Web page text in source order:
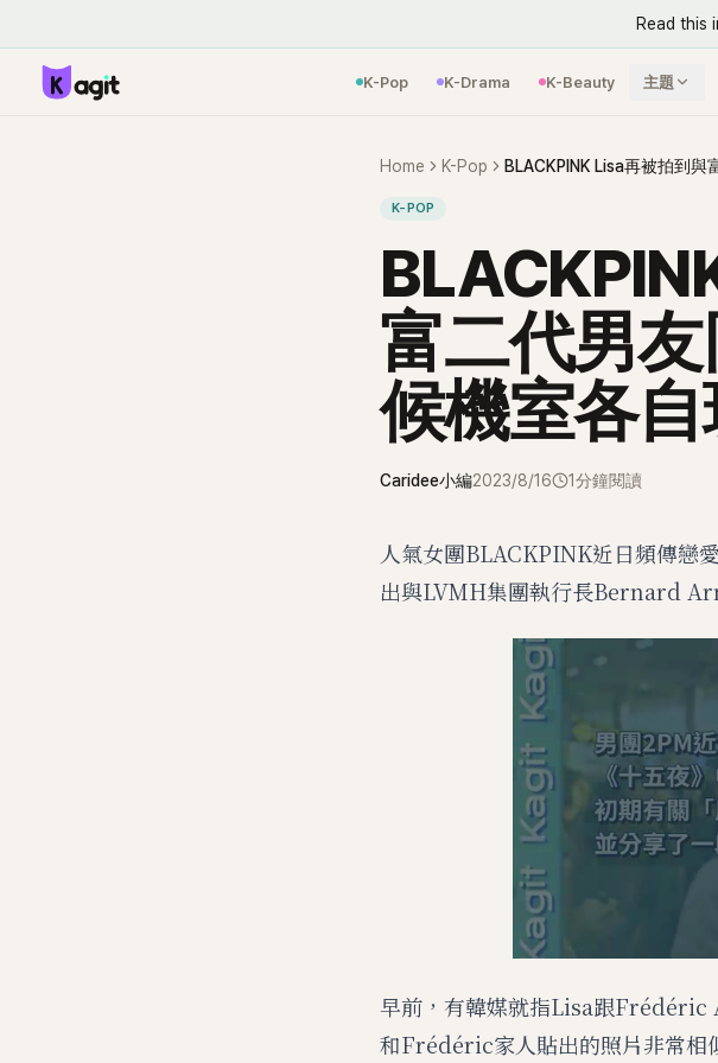
Read this
K-Pop K-Drama K-Beauty 主題
Home K-Pop
K-POP
富二代男
候機室各自
Caridee小編2023/8/16 1分鐘閱讀
人氣女團BLACKPINK近日頻傳戀
出與LVMH集團執行長Bernard
早前，有韓媒就指Lisa跟Frédéric
和Frédéric家人貼出的照片非常相